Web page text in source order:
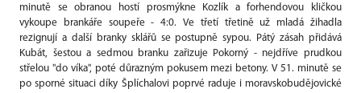
minutě se obranou hostí prosmýkne Kozlík a forhendovou kličkou
vykoupe brankáře soupeře - 4:0. Ve třetí třetině už mladá žihadla
rezignují a další branky sklářů se postupně sypou. Pátý zásah přidává
Kubát, šestou a sedmou branku zařizuje Pokorný - nejdříve prudkou
střelou "do víka", poté důrazným pokusem mezi betony. V 51. minutě se
po sporné situaci díky Šplíchalovi poprvé raduje i moravskobudějovické